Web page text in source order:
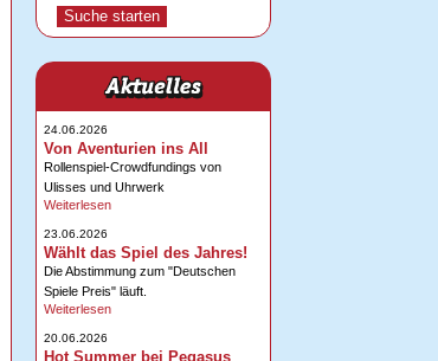
24.06.2026
Von Aventurien ins All
Rollenspiel-Crowdfundings von
Ulisses und Uhrwerk
Weiterlesen
23.06.2026
Wählt das Spiel des Jahres!
Die Abstimmung zum "Deutschen
Spiele Preis" läuft.
Weiterlesen
20.06.2026
Hot Summer bei Pegasus